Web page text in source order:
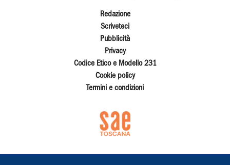
Redazione
Scriveteci
Pubblicità
Privacy
Codice Etico e Modello 231
Cookie policy
Termini e condizioni